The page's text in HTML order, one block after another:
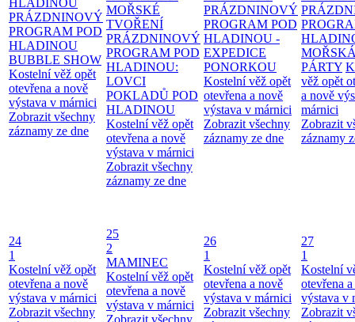
HLADINOU
PRÁZDNINOVÝ
PROGRAM POD
HLADINOU
BUBBLE SHOW
Kostelní věž opět
otevřena a nově
výstava v márnici
Zobrazit všechny
záznamy ze dne
MOŘSKÉ
TVOŘENÍ
PRÁZDNINOVÝ
PROGRAM POD
HLADINOU:
LOVCI
POKLADŮ POD
HLADINOU
Kostelní věž opět
otevřena a nově
výstava v márnici
Zobrazit všechny
záznamy ze dne
PRÁZDNINOVÝ
PROGRAM POD
HLADINOU -
EXPEDICE
PONORKOU
Kostelní věž opět
otevřena a nově
výstava v márnici
Zobrazit všechny
záznamy ze dne
PÁRTY
věž opět
a nově
márnici
Zobrazit
záznamy
24
1
Kostelní věž opět
otevřena a nově
výstava v márnici
Zobrazit všechny
25
2
MAMINEC
Kostelní věž opět
otevřena a nově
výstava v márnici
26
1
Kostelní věž opět
otevřena a nově
výstava v márnici
Zobrazit všechny
27
1
Kostelní
otevřena
výstava v
Zobrazit